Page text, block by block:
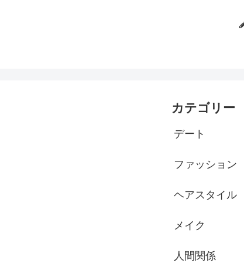
カテゴリー
デート
ファッション
ヘアスタイル
メイク
人間関係